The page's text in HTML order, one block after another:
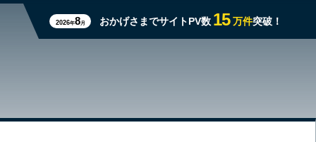
2026年8月 おかげさまでサイトPV数 15 万件突破！